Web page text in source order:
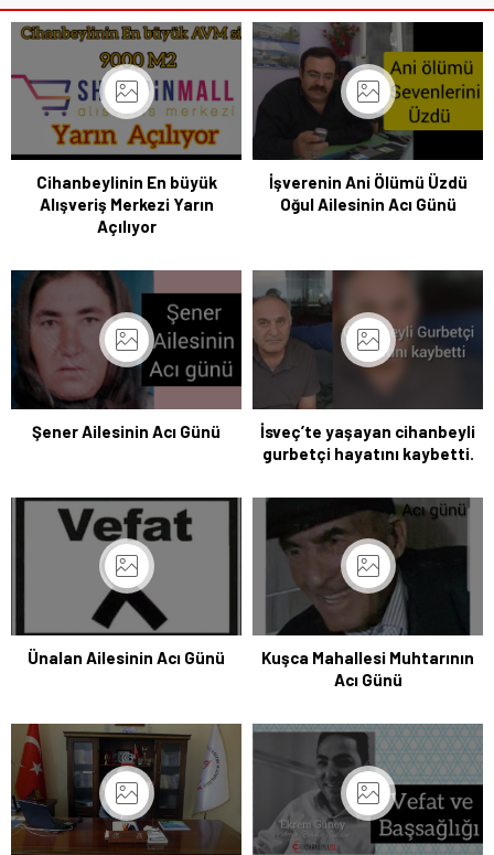
Cihanbeylinin En büyük
Alışveriş Merkezi Yarın
Açılıyor
İşverenin Ani Ölümü Üzdü
Oğul Ailesinin Acı Günü
Şener Ailesinin Acı Günü
İsveç’te yaşayan cihanbeyli
gurbetçi hayatını kaybetti.
Ünalan Ailesinin Acı Günü
Kuşca Mahallesi Muhtarının
Acı Günü